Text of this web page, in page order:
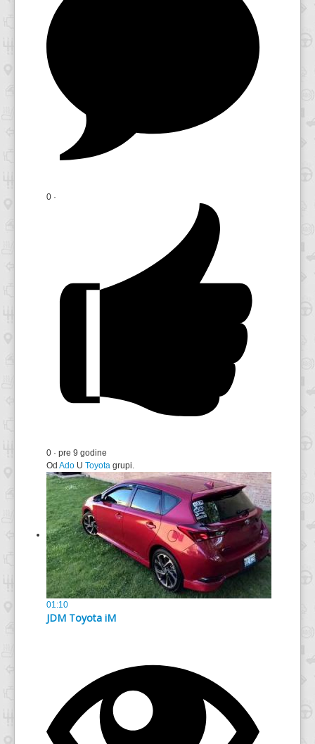
0 ·
0 · pre 9 godine
Od Ado U Toyota grupi.
01:10
JDM Toyota iM